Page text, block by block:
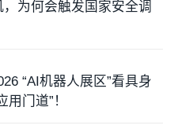
为何会触发国家安全调
“AI机器人展区”看具身
门道”！